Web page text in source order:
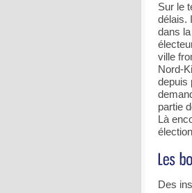
Sur le
délais.
dans
ville
Nord-
depuis
partie
Là
Des